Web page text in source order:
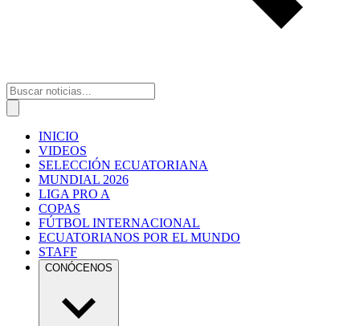
INICIO
VIDEOS
SELECCIÓN ECUATORIANA
MUNDIAL 2026
LIGA PRO A
COPAS
FÚTBOL INTERNACIONAL
ECUATORIANOS POR EL MUNDO
STAFF
CONÓCENOS